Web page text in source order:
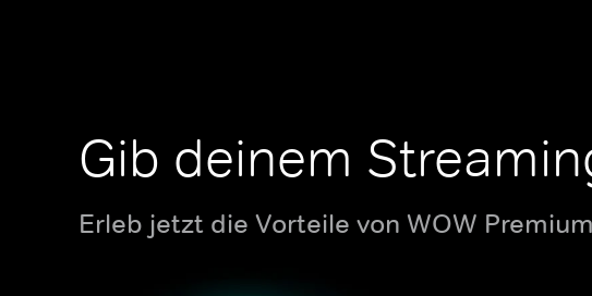
Gib deinem
Erleb jetzt die Vorteile von WOW